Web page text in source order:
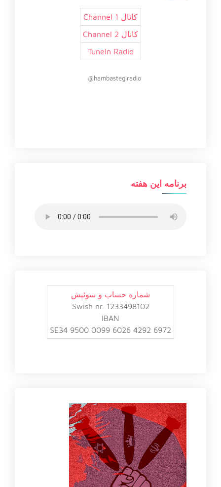
کانال 1 Channel
کانال 2 Channel
TuneIn Radio
hambastegiradio@
برنامه این هفته
شماره حساب و سوئیش
Swish nr. 1233498102
IBAN
SE34 9500 0099 6026 4292 6972